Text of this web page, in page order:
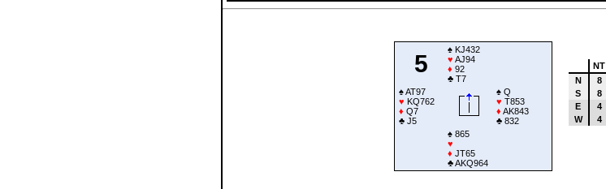
5
♠KJ432
♥ AJ94
♦ 92
♣T7
♠AT97
♥ KQ762
♦ Q7
♣J5
♠Q
♥ T853
♦ AK843
♣832
♠865
♥
♦ JT65
♣AKQ964
NT
N
8
S
8
E
4
W
4